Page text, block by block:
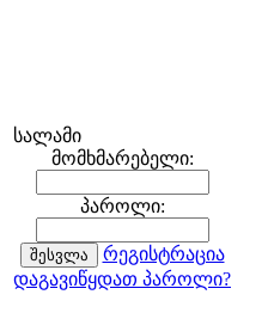
სალამი
მომხმარებელი:
პაროლი:
რეგისტრაცია
დაგავიწყდათ პაროლი?